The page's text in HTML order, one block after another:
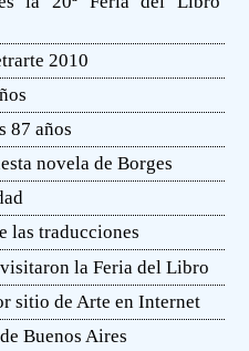
2010
87 años
novela de Borges
las traducciones
la Feria del Libro
sitio de Arte en Internet
Buenos Aires